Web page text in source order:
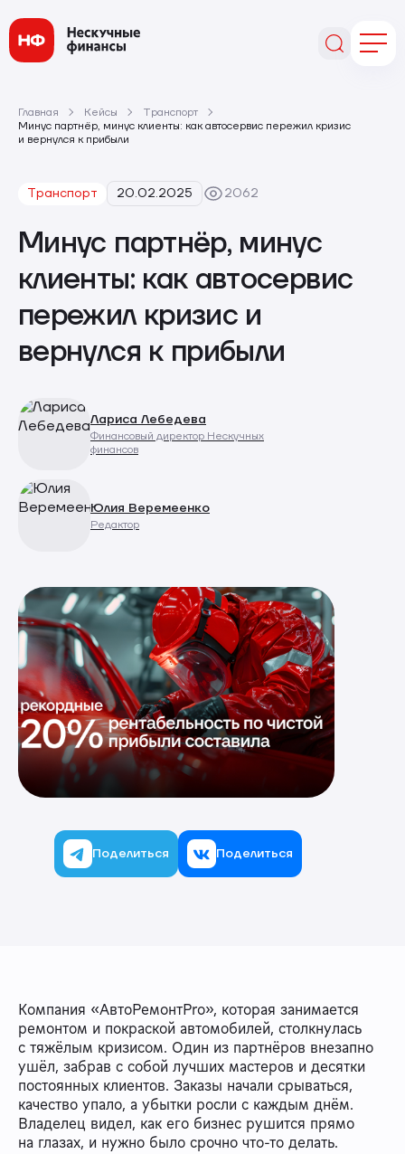
Главная Кейсы
Транспорт
Минус партнёр, минус клиенты: как автосервис пережил кризис
и вернулся к прибыли
Транспорт 20.02.2025 2062
Минус партнёр, минус
клиенты: как автосервис
пережил кризис и
вернулся к прибыли
Лариса Лебедева
Финансовый директор Нескучных
финансов
Юлия Веремеенко
Редактор
Поделиться Поделиться
Компания «АвтоРемонтPro», которая занимается
ремонтом и покраской автомобилей, столкнулась
с тяжёлым кризисом. Один из партнёров внезапно
ушёл, забрав с собой лучших мастеров и десятки
постоянных клиентов. Заказы начали срываться,
качество упало, а убытки росли с каждым днём.
Владелец видел, как его бизнес рушится прямо
на глазах, и нужно было срочно что-то делать.